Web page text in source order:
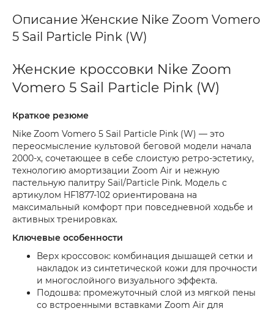
Описание Женские Nike Zoom Vomero
5 Sail Particle Pink (W)
Женские кроссовки Nike Zoom
Vomero 5 Sail Particle Pink (W)
Краткое резюме
Nike Zoom Vomero 5 Sail Particle Pink (W) — это
переосмысление культовой беговой модели начала
2000-х, сочетающее в себе слоистую ретро-эстетику,
технологию амортизации Zoom Air и нежную
пастельную палитру Sail/Particle Pink. Модель с
артикулом HF1877-102 ориентирована на
максимальный комфорт при повседневной ходьбе и
активных тренировках.
Ключевые особенности
Верх кроссовок: комбинация дышащей сетки и
накладок из синтетической кожи для прочности
и многослойного визуального эффекта.
Подошва: промежуточный слой из мягкой пены
со встроенными вставками Zoom Air для